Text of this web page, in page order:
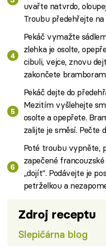
uvařte natvrdo,
Troubu předehřejte na
Pekáč vymažte
zlehka je osolte,
cibuli, vejce, znovu
zakončete
Pekáč dejte do
Mezitím vyšlehejte
osolte a opepřete.
zalijte je směsí. Pečte
Poté troubu vypněte,
zapečené
„dojít“. Podávejte je
petrželkou a
Zdroj receptu
Slepičárna blog